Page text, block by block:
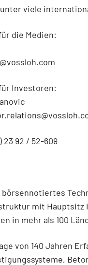
viele
die Medien:
Investoren:
23 92 / 52-609
börsennotiertes
mit Hauptsitz
in mehr als 100
von 140 Jahren